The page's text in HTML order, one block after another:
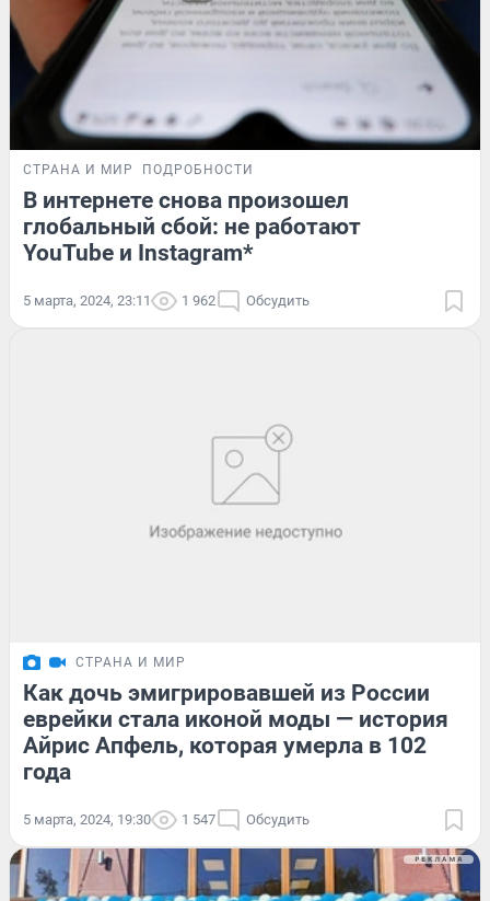
СТРАНА И МИР ПОДРОБНОСТИ
В интернете снова произошел
глобальный сбой: не работают
YouTube и Instagram*
5 марта, 2024, 23:11 1 962 Обсудить
СТРАНА И МИР
Как дочь эмигрировавшей из России
еврейки стала иконой моды — история
Айрис Апфель, которая умерла в 102
года
5 марта, 2024, 19:30 1 547 Обсудить